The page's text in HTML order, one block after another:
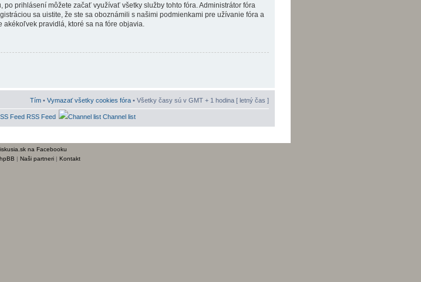
prihlásení môžete začať využívať všetky služby tohto fóra. Administrátor fóra
sa uistite, že ste sa oboznámili s našimi podmienkami pre užívanie fóra a
pravidlá, ktoré sa na fóre objavia.
Tím • Vymazať všetky cookies fóra • Všetky časy sú v GMT + 1 hodina [ letný čas ]
RSS Feed Channel list
| Naši partneri | Kontakt